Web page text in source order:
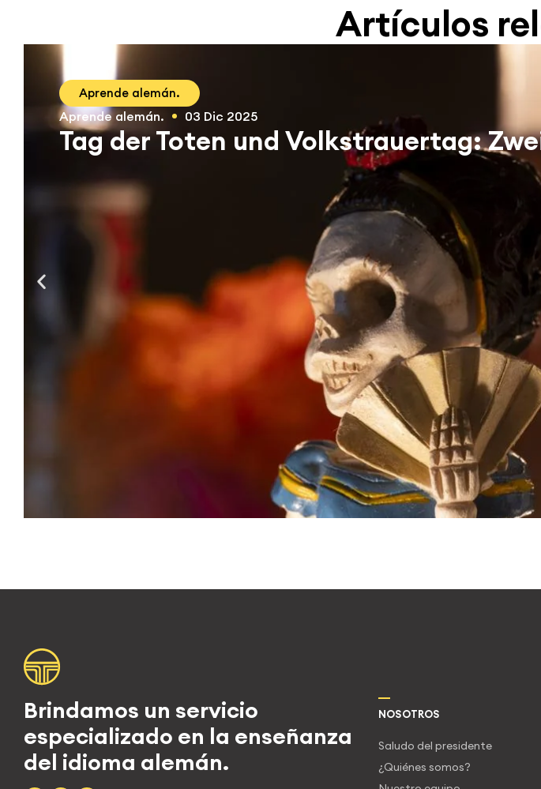
Artículos
Aprende alemán.
Aprende alemán. 03 Dic 2025
Tag der Toten und Volkstrauertag:
Brindamos un servicio
especializado en la enseñanza
del idioma alemán.
NOSOTROS
Saludo del presidente
¿Quiénes somos?